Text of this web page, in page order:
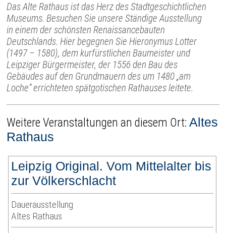
Das Alte Rathaus ist das Herz des Stadtgeschichtlichen
Museums. Besuchen Sie unsere Ständige Ausstellung
in einem der schönsten Renaissancebauten
Deutschlands. Hier begegnen Sie Hieronymus Lotter
(1497 – 1580), dem kurfürstlichen Baumeister und
Leipziger Bürgermeister, der 1556 den Bau des
Gebäudes auf den Grundmauern des um 1480 „am
Loche“ errichteten spätgotischen Rathauses leitete.
Weitere Veranstaltungen an diesem Ort:Altes
Rathaus
Leipzig Original. Vom Mittelalter bis
zur Völkerschlacht
Dauerausstellung
Altes Rathaus